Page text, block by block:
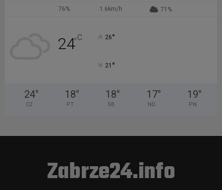
76% 1.6km/h 71%
24°C 26°
21 °
24°
CZ
18°
PT
18°
SB
17°
ND
19°
PN
Zabrze24.info